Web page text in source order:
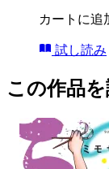
カートに追
試し読み
この作品